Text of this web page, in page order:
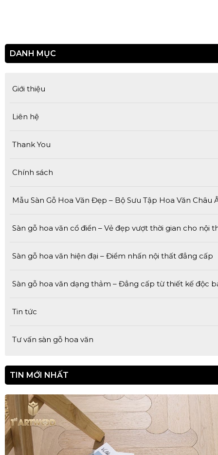
DANH MỤC
Giới thiệu
Liên hệ
Thank You
Chính sách
Mẫu Sàn Gỗ Hoa Văn Đẹp – Bộ Sưu Tập Hoa Văn Châu
Sàn gỗ hoa văn cổ điển – Vẻ đẹp vượt thời gian cho nội
Sàn gỗ hoa văn hiện đại – Điểm nhấn nội thất đẳng cấp
Sàn gỗ hoa văn dạng thảm – Đẳng cấp từ thiết kế độc
Tin tức
Tư vấn sàn gỗ hoa văn
TIN MỚI NHẤT